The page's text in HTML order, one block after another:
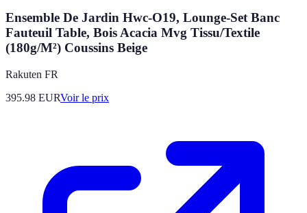
Ensemble De Jardin Hwc-O19, Lounge-Set Banc
Fauteuil Table, Bois Acacia Mvg Tissu/Textile
(180g/M²) Coussins Beige
Rakuten FR
395.98 EURVoir le prix